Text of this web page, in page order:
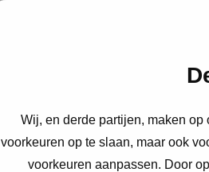
Wij, en derde partijen, maken
voorkeuren op te slaan, maar ook
voorkeuren aanpassen. Door
Poproś